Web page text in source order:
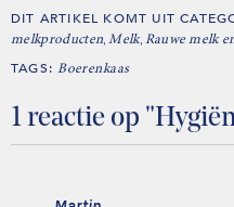
DIT ARTIKEL KOMT UIT
melkproducten,Melk, Rauwe melk
TAGS:Boerenkaas
1 reactie op